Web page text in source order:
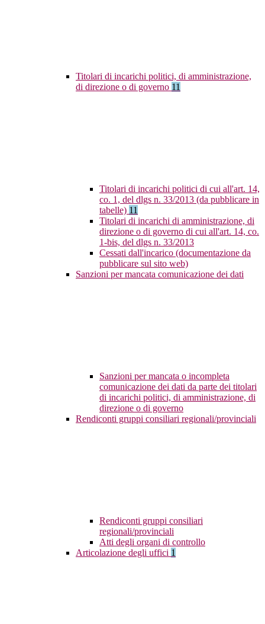
Titolari di incarichi politici, di amministrazione,
di direzione o di governo 11
Titolari di incarichi politici di cui all'art. 14,
co. 1, del dlgs n. 33/2013 (da pubblicare in
tabelle) 11
Titolari di incarichi di amministrazione, di
direzione o di governo di cui all'art. 14, co.
1-bis, del dlgs n. 33/2013
Cessati dall'incarico (documentazione da
pubblicare sul sito web)
Sanzioni per mancata comunicazione dei dati
Sanzioni per mancata o incompleta
comunicazione dei dati da parte dei titolari
di incarichi politici, di amministrazione, di
direzione o di governo
Rendiconti gruppi consiliari regionali/provinciali
Rendiconti gruppi consiliari
regionali/provinciali
Atti degli organi di controllo
Articolazione degli uffici 1